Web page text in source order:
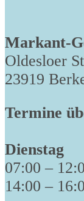
Markant-
Oldesloer
23919
Termine
Dienstag
07:00 –
14:00 –